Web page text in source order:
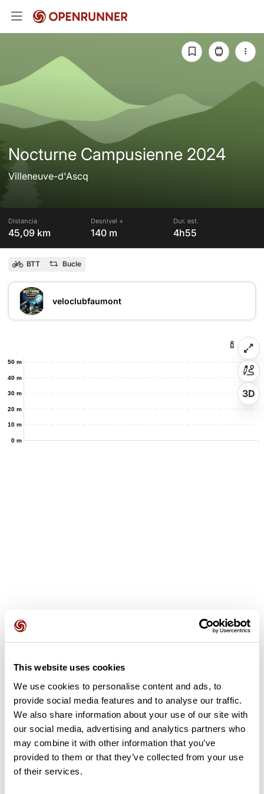
This website uses cookies
We use cookies to personalise content and ads, to
provide social media features and to analyse our traffic.
We also share information about your use of our site with
our social media, advertising and analytics partners who
may combine it with other information that you’ve
provided to them or that they’ve collected from your use
of their services.
Nocturne Campusienne 2024
Villeneuve-d'Ascq
Distancia
45,09 km
Desnivel +
140 m
Dur. est.
4h55
BTT Bucle
veloclubfaumont
0 m
10 m
20 m
30 m
40 m
50 m
3D
Opiniones de los usuarios
Este recorrido aún no contiene opiniones. ¿Ya lo has
completado? ¡Deja la primera opinión!
Añadir una opinión